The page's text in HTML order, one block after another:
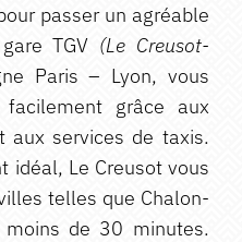
passer un agréable
TGV (Le Creusot-
Paris – Lyon, vous
grâce aux
aux services de taxis.
idéal, Le Creusot vous
telles que Chalon-
moins de 30 minutes.